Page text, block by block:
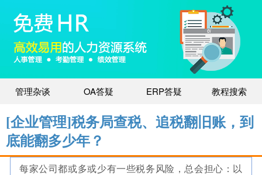
管理杂谈 OA答疑 ERP答疑 教程搜索
[企业管理]税务局查税、追税翻旧账，到
底能翻多少年？
每家公司都或多或少有一些税务风险， 总会担心：以